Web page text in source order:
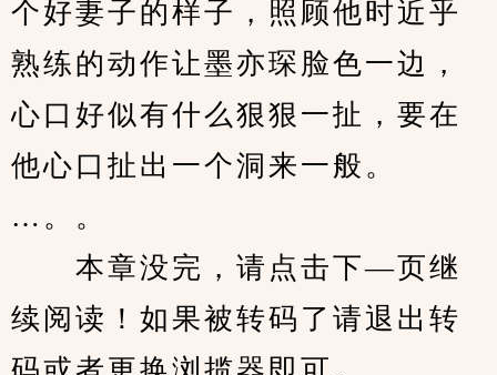
个好妻子的样子，照顾他时近乎
熟练的动作让墨亦琛脸色一边，
心口好似有什么狠狠一扯，要在
他心口扯出一个洞来一般。
…。。
本章没完，请点击下—页继
续阅读！如果被转码了请退出转